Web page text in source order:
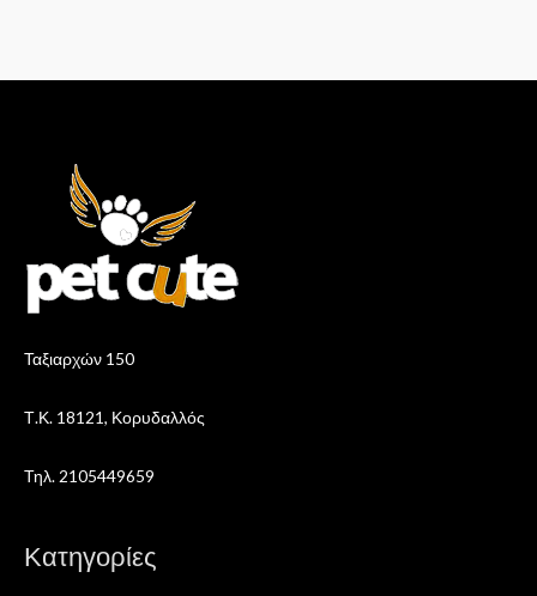
Ταξιαρχών 150
Τ.Κ. 18121, Κορυδαλλός
Τηλ. 2105449659
Κατηγορίες